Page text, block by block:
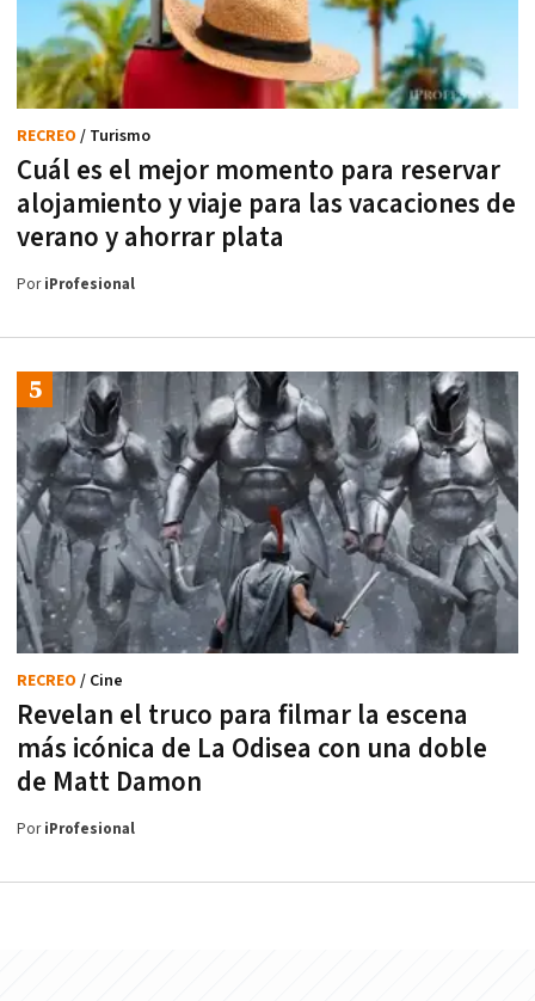
Cuál es el mejor momento para reservar
alojamiento y viaje para las vacaciones de
verano y ahorrar plata
RECREO / Turismo
PoriProfesional
Revelan el truco para filmar la escena
más icónica de La Odisea con una doble
de Matt Damon
RECREO / Cine
PoriProfesional